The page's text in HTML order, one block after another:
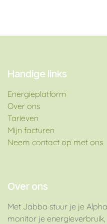
Handige links
Energieplatform​
Over ons
Tarieven
Mijn facturen
Neem contact op met ons
Over ons
Met Jabba stuur je je
monitor je